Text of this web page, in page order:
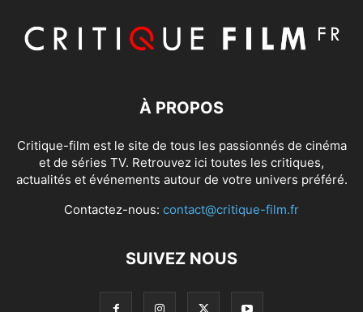
À PROPOS
Critique-film est le site de tous les passionnés de cinéma
et de séries TV. Retrouvez ici toutes les critiques,
actualités et événements autour de votre univers préféré.
Contactez-nous: contact@critique-film.fr
SUIVEZ NOUS